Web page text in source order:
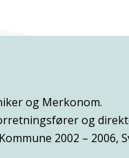
og Merkonom.
og
2002 – 2006,